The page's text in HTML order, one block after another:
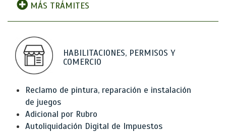
MÁS TRÁMITES
HABILITACIONES, PERMISOS Y
COMERCIO
Reclamo de pintura, reparación e instalación
de juegos
Adicional por Rubro
Autoliquidación Digital de Impuestos